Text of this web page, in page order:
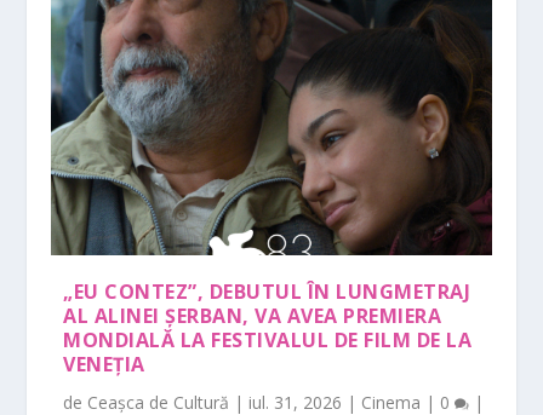
„EU CONTEZ”, DEBUTUL ÎN LUNGMETRAJ
AL ALINEI ȘERBAN, VA AVEA PREMIERA
MONDIALĂ LA FESTIVALUL DE FILM DE LA
VENEȚIA
de Ceașca de Cultură | iul. 31, 2026 | Cinema | 0 |